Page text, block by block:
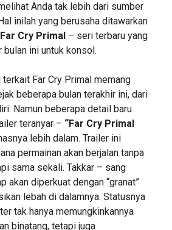
Anda tak lebih dari sumber
inilah yang berusaha ditawarkan
Far Cry Primal– seri terbaru yang
bulan ini untuk konsol.
Far Cry Primal memang
beberapa bulan terakhir ini, dari
Namun beberapa detail baru
teranyar – “Far Cry Primal
lebih dalam. Trailer ini
permainan akan berjalan tanpa
sama sekali. Takkar – sang
akan diperkuat dengan “granat”
lebah di dalamnya. Statusnya
tak hanya memungkinkannya
binatang, tetapi juga